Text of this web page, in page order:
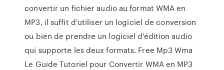
convertir un fichier audio au format WMA en
MP3, il suffit d'utiliser un logiciel de conversion
ou bien de prendre un logiciel d'édition audio
qui supporte les deux formats. Free Mp3 Wma
Le Guide Tutoriel pour Convertir WMA en MP3